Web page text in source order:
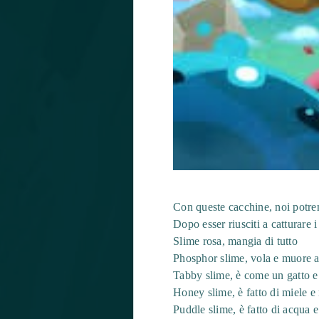
Con queste cacchine, noi
Dopo esser riusciti a catturare
Slime rosa, mangia di tutto
Phosphor slime, vola e muore
Tabby slime, è come un gatto
Honey slime, è fatto di miele e
Puddle slime, è fatto di acqua